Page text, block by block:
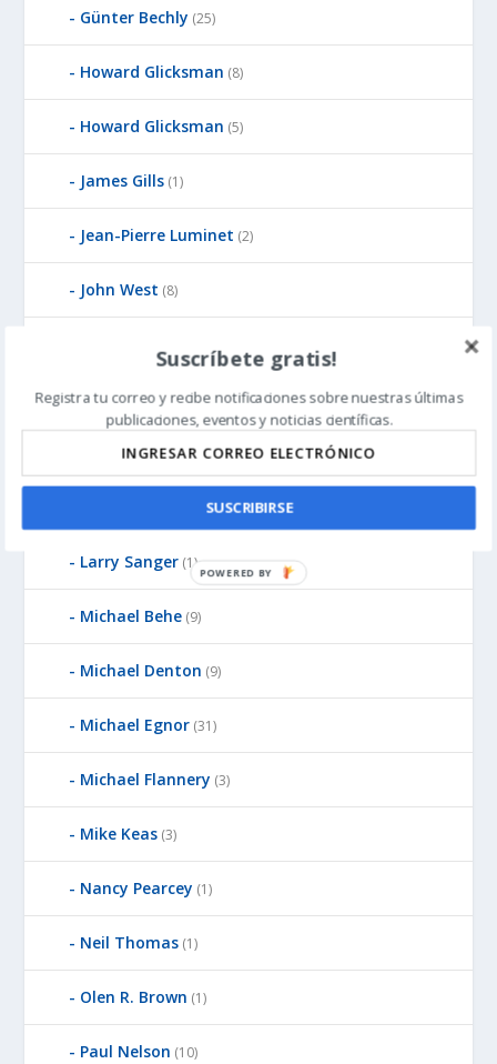
Günter Bechly (25)
Howard Glicksman (8)
Howard Glicksman (5)
James Gills (1)
Jean-Pierre Luminet (2)
John West (8)
Jonathan Witt(3)
Ken Pedersen(1)
Larry Sanger (1)
Michael Behe (9)
Michael Denton (9)
Michael Egnor (31)
Michael Flannery (3)
Mike Keas (3)
Nancy Pearcey (1)
Neil Thomas (1)
Olen R. Brown (1)
Paul Nelson (10)
Suscríbete gratis!
Registra tu correo y recibe notificaciones sobre nuestras últimas
publicaciones, eventos y noticias científicas.
SUSCRIBIRSE
POWERED BY